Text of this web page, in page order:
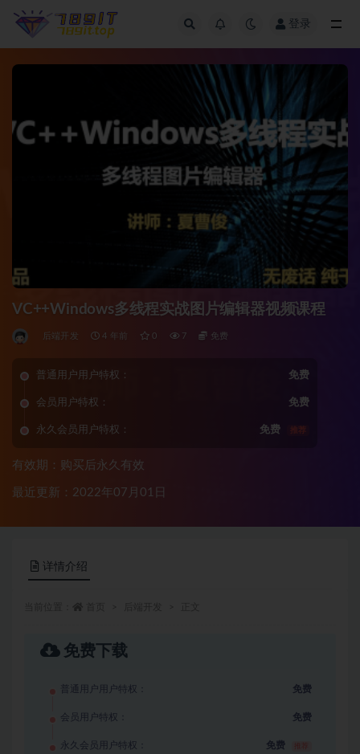
登录
VC++Windows多线程实战图片编辑器视频课程
后端开发 4 年前 0 7 免费
普通用户用户特权： 免费
会员用户特权： 免费
永久会员用户特权： 免费 推荐
有效期：购买后永久有效
最近更新：2022年07月01日
详情介绍
免费下载
普通用户用户特权： 免费
会员用户特权： 免费
永久会员用户特权： 免费